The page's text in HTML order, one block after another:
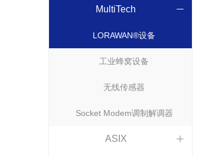
ꄵ
MultiTech
LORAWAN®设备
工业蜂窝设备
无线传感器
Socket Modem调制解调器
ꄶ
ASIX